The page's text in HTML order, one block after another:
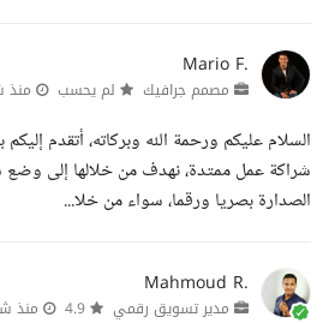
Mario F.
مصمم جرافيك لم يحسب منذ
السلام عليكم ورحمة الله وبركاته، أتقدم
شراكة عمل ممتدة، نهدف من خلالها إلى وضع
الصدارة بصريا ورقما، سواء من خلا...
Mahmoud R.
مدير تسويق رقمي منذ